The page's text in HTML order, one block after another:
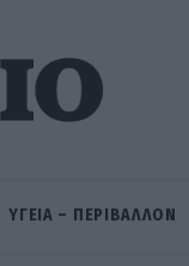
ΥΓΕΙΑ – ΠΕΡΙΒΑΛΛΟΝ